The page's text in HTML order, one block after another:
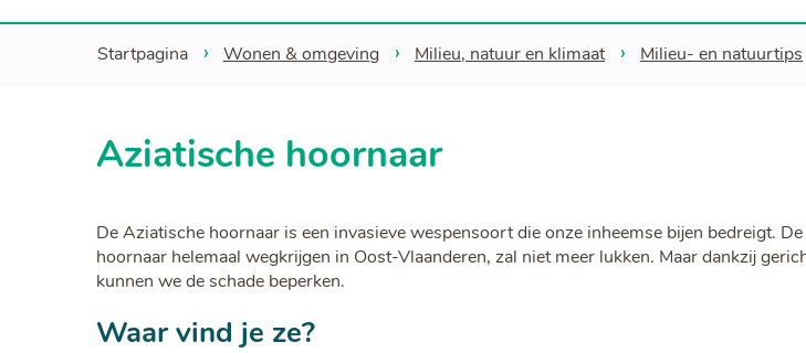
Startpagina Wonen & omgeving Milieu, natuur en klimaat Milieu- en natuurtips
Aziatische hoornaar
De Aziatische hoornaar is een invasieve wespensoort die onze inheemse bijen bedreigt.
hoornaar helemaal wegkrijgen in Oost-Vlaanderen, zal niet meer lukken. Maar dankzij
kunnen we de schade beperken.
Waar vind je ze?